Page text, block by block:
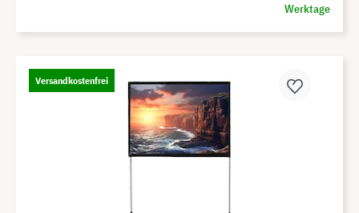
Werktage
Versandkostenfrei